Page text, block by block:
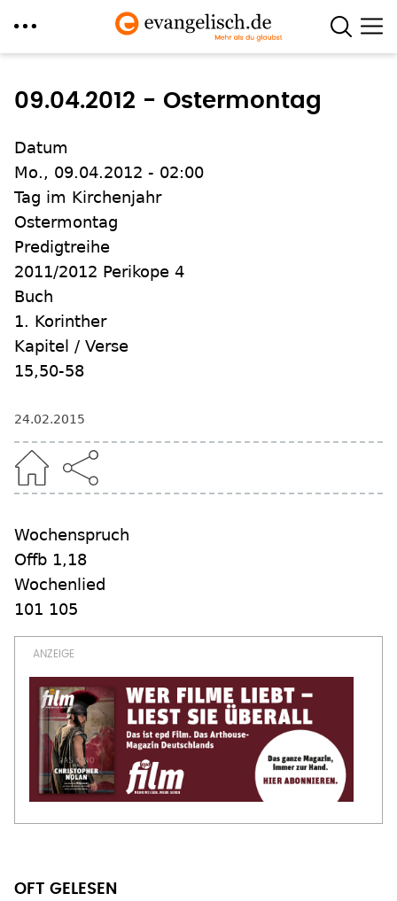
zum
09.04.2012 - Ostermontag
Datum
Mo., 09.04.2012 - 02:00
Tag im Kirchenjahr
Ostermontag
Predigtreihe
2011/2012 Perikope 4
Buch
1. Korinther
Kapitel / Verse
15,50-58
24.02.2015
Wochenspruch
Offb 1,18
Wochenlied
101 105
OFT GELESEN